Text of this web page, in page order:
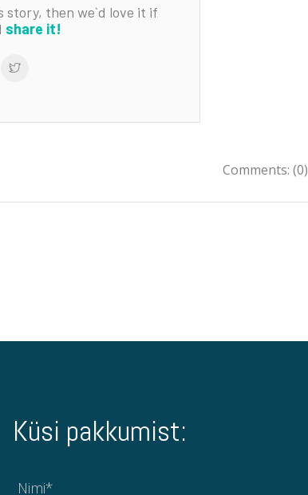
story, then we`d love it if
share it!
Comments: (0)
Küsi pakkumist: